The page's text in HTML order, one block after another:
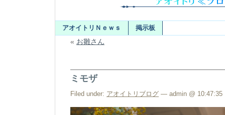
アオイトリＮｅｗｓ 掲示板
« お雛さん
ミモザ
Filed under: アオイトリブログ — admin @ 10:47:35